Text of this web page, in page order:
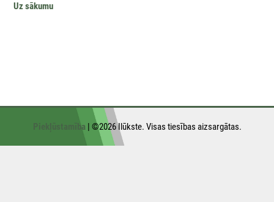
Uz sākumu
Piekļūstamība| ©2026 Ilūkste. Visas tiesības aizsargātas.